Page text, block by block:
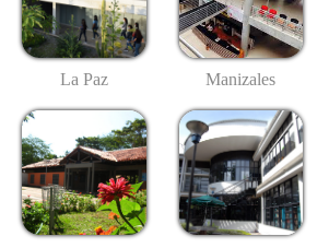
La Paz Manizales